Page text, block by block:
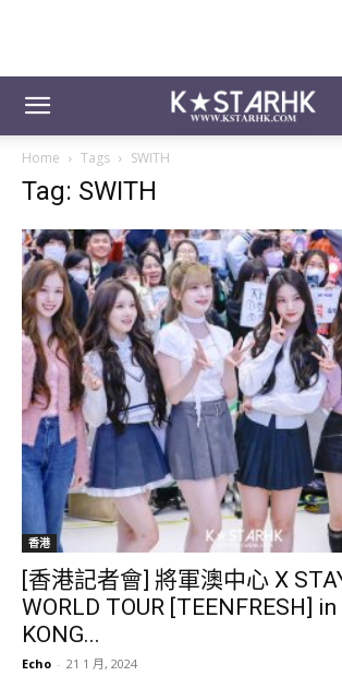
Home Tags SWITH
Tag: SWITH
香港
[香港記者會] 將軍澳中心 X
WORLD TOUR [TEENFRESH] in
KONG...
Echo - 21 1 月, 2024